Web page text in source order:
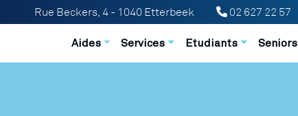
02 627 22 57
Rue Beckers, 4 - 1040 Etterbeek
Navigation principale
Aides Services Etudiants Seniors